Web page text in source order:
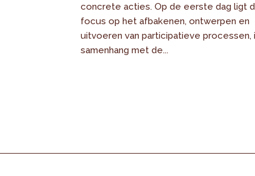
concrete acties. Op de eerste dag ligt
focus op het afbakenen, ontwerpen en
uitvoeren van participatieve processen,
samenhang met de...